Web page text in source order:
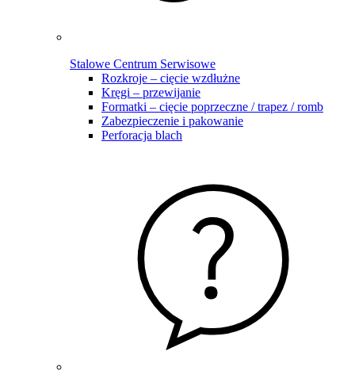
Stalowe Centrum Serwisowe
Rozkroje – cięcie wzdłużne
Kręgi – przewijanie
Formatki – cięcie poprzeczne / trapez / romb
Zabezpieczenie i pakowanie
Perforacja blach